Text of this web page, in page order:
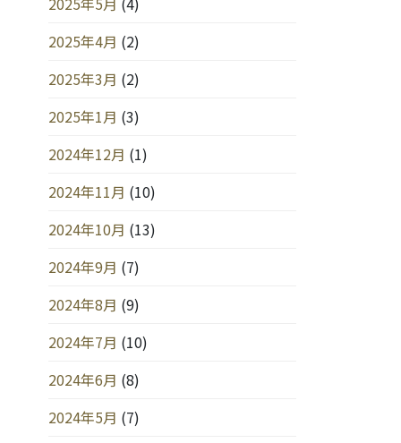
2025年4月 (2)
2025年3月 (2)
2025年1月 (3)
2024年12月 (1)
2024年11月 (10)
2024年10月 (13)
2024年9月 (7)
2024年8月 (9)
2024年7月 (10)
2024年6月 (8)
2024年5月 (7)